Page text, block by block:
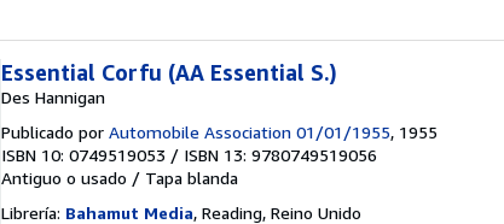
Essential Corfu (AA Essential S.)
Des Hannigan
Publicado por Automobile Association 01/01/1955, 1955
ISBN 10: 0749519053 / ISBN 13: 9780749519056
Antiguo o usado / Tapa blanda
Librería: Bahamut Media, Reading, Reino Unido